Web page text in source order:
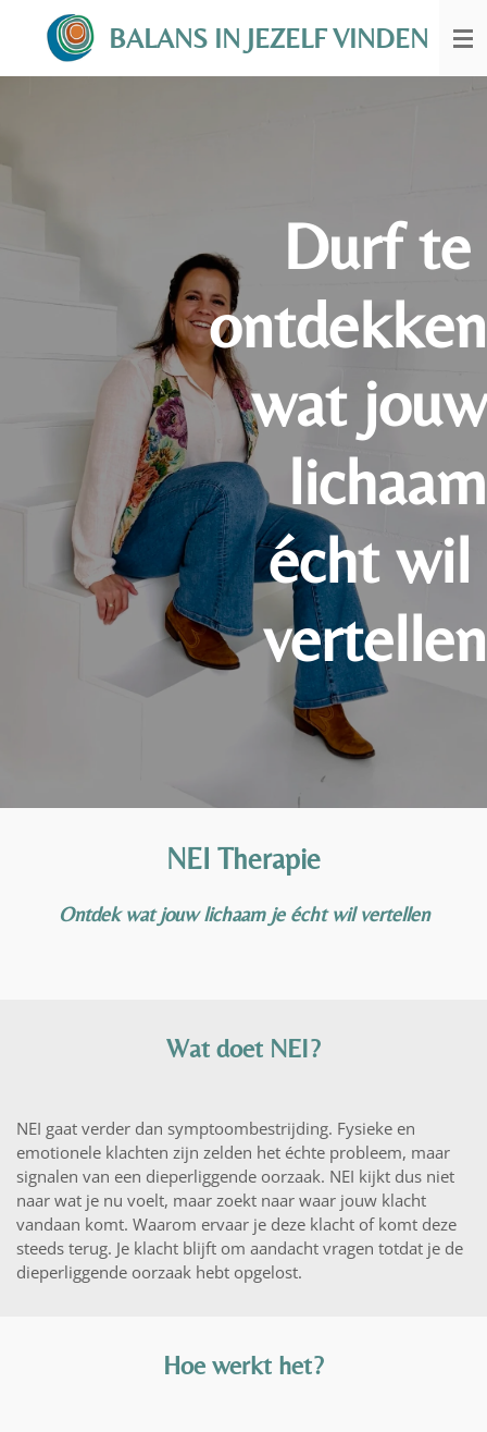
direct
BALANS IN JEZELF VINDEN
Durf te
ontdekken
wat jouw
lichaam
écht wil
vertellen
NEI Therapie
Ontdek wat jouw lichaam je écht wil vertellen
Wat doet NEI?
NEI gaat verder dan symptoombestrijding. Fysieke en
emotionele klachten zijn zelden het échte probleem, maar
signalen van een dieperliggende oorzaak. NEI kijkt dus niet
naar wat je nu voelt, maar zoekt naar waar jouw klacht
vandaan komt. Waarom ervaar je deze klacht of komt deze
steeds terug. Je klacht blijft om aandacht vragen totdat je de
dieperliggende oorzaak hebt opgelost.
Hoe werkt het?